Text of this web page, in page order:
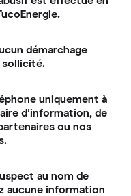
ni à l’éco-prêt à
peuvent vous
(CEE)
d’énergie. Le
et du modèle
démarchage
sollicité.
uniquement à
d’information, de
ou nos
au nom de
aucune information